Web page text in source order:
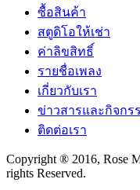
ซื้อสินค้า
สตูดิโอให้เช่า
ค่าลิขสิทธิ์
รายชื่อเพลง
เกี่ยวกับเรา
ข่าวสารและกิจกร
ติดต่อเรา
Copyright ® 2016, Rose
rights Reserved.